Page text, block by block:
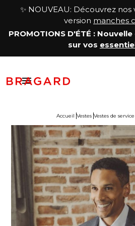
✨ NOUVEAU: Découvrez
version manches
PROMOTIONS D'ÉTÉ :
sur vos

& Jupes
& Chasubles
& Chaussettes
cuisine
boucher, charcutier,
fromager
service & hôtellerie
médicale
Maison
histoire
faire
& Collaborations
Accueil Vestes Vestes de